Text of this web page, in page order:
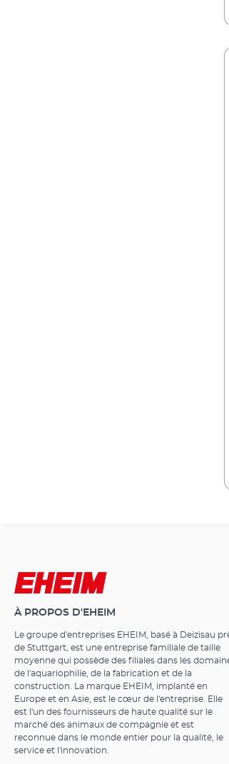
À PROPOS D'EHEIM
Le groupe d'entreprises EHEIM, basé à Deizisau
de Stuttgart, est une entreprise familiale de taille
moyenne qui possède des filiales dans les
de l'aquariophilie, de la fabrication et de la
construction. La marque EHEIM, implanté en
Europe et en Asie, est le cœur de l'entreprise. Elle
est l'un des fournisseurs de haute qualité sur le
marché des animaux de compagnie et est
reconnue dans le monde entier pour la qualité, le
service et l'innovation.